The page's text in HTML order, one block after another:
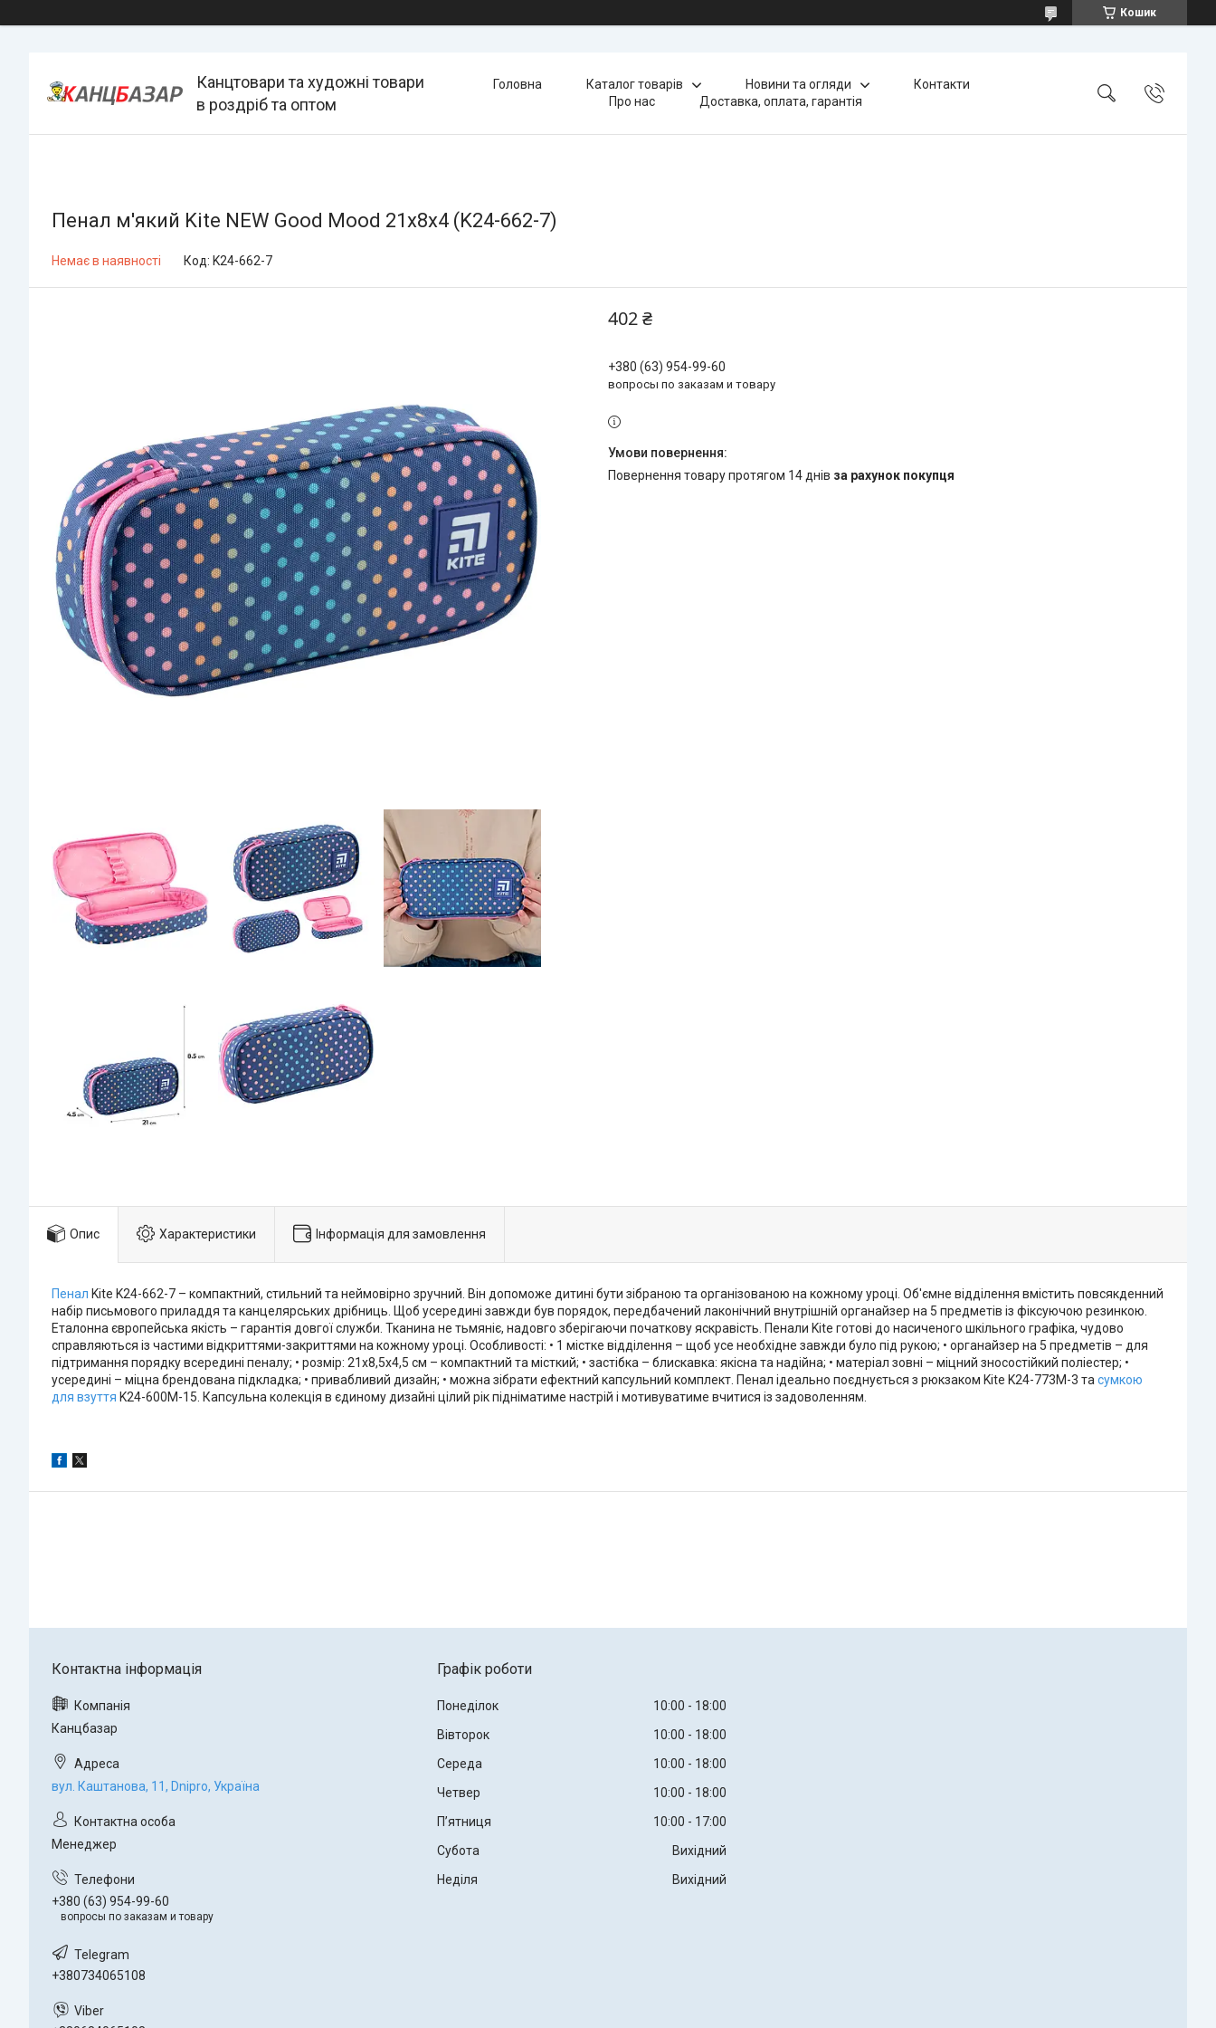
Кошик
Канцтовари та художні товари
в роздріб та оптом
Головна Каталог товарів Новини та огляди
Контакти
Про нас
Доставка, оплата, гарантія
Пенал м'який Kite NEW Good Mood 21x8x4 (K24-662-7)
Немає в наявності Код: K24-662-7
402 ₴
+380 (63) 954-99-60
вопросы по заказам и товару
повернення товару протягом 14 днів за рахунок покупця
Опис Характеристики Інформація для замовлення
Пенал Kite K24-662-7 – компактний, стильний та неймовірно зручний. Він допоможе дитині бути зібраною та організованою на кожному уроці. Об'ємне відділення вмістить повсякденний
набір письмового приладдя та канцелярських дрібниць. Щоб усередині завжди був порядок, передбачений лаконічний внутрішній органайзер на 5 предметів із фіксуючою резинкою.
Еталонна європейська якість – гарантія довгої служби. Тканина не тьмяніє, надовго зберігаючи початкову яскравість. Пенали Kite готові до насиченого шкільного графіка, чудово
справляються із частими відкриттями-закриттями на кожному уроці. Особливості: • 1 містке відділення – щоб усе необхідне завжди було під рукою; • органайзер на 5 предметів – для
підтримання порядку всередині пеналу; • розмір: 21х8,5х4,5 см – компактний та місткий; • застібка – блискавка: якісна та надійна; • матеріал зовні – міцний зносостійкий поліестер; •
усередині – міцна брендована підкладка; • привабливий дизайн; • можна зібрати ефектний капсульний комплект. Пенал ідеально поєднується з рюкзаком Kite K24-773M-3 та сумкою
для взуття K24-600M-15. Капсульна колекція в єдиному дизайні цілий рік підніматиме настрій і мотивуватиме вчитися із задоволенням.
Канцбазар
вул. Каштанова, 11, Dnipro, Україна
Менеджер
+380 (63) 954-99-60
вопросы по заказам и товару
+380734065108
Графік роботи
Понеділок 10:00
18:00
Вівторок
10:00
18:00
Середа
10:00
18:00
Четвер
10:00
18:00
Пʼятниця
10:00
17:00
Субота
Вихідний
Неділя
Вихідний